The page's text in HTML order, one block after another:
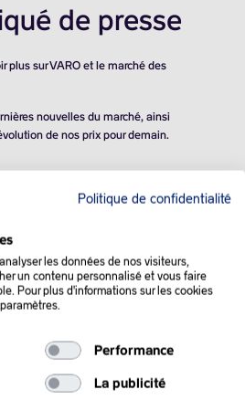
de presse
plus sur VARO et le marché des
nouvelles du marché, ainsi
de nos prix pour demain.
T-IL
repris en fin de séance lundi, sur
situation au Moyen-Orient et de
Politique de confidentialité
les données de nos visiteurs,
un contenu personnalisé et vous faire
Pour plus d'informations sur les cookies
Performance
La publicité